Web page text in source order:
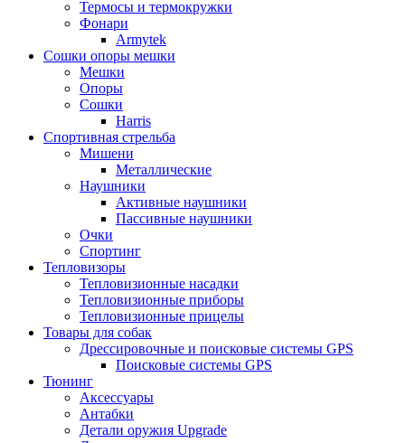
Термосы и термокружки
Фонари
Armytek
Сошки опоры мешки
Мешки
Опоры
Сошки
Harris
Спортивная стрельба
Мишени
Металлические
Наушники
Активные наушники
Пассивные наушники
Очки
Спортинг
Тепловизоры
Тепловизионные насадки
Тепловизионные приборы
Тепловизионные прицелы
Товары для собак
Дрессировочные и поисковые системы GPS
Поисковые системы GPS
Тюнинг
Аксессуары
Антабки
Детали оружия Upgrade